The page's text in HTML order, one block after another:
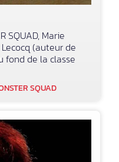
SQUAD, Marie
(auteur de
fond de la classe
SQUAD